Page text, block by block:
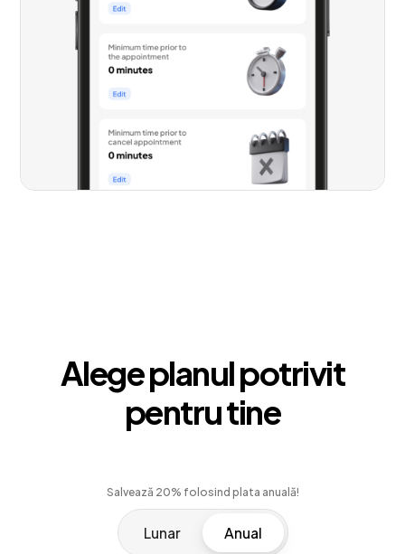
Alege planul potrivit
pentru tine
Salvează 20% folosind plata anuală!
Lunar Anual